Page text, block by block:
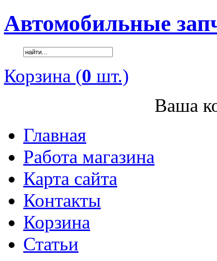
Автомобильные
Корзина (0 шт.)
Ваша
Главная
Работа магазина
Карта сайта
Контакты
Корзина
Статьи